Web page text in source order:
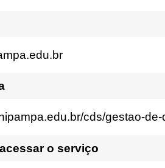
cds/gestao-
o serviço